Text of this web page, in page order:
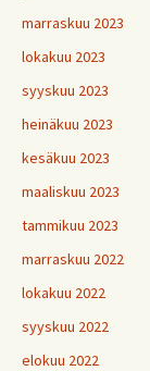
marraskuu 2023
lokakuu 2023
syyskuu 2023
heinäkuu 2023
kesäkuu 2023
maaliskuu 2023
tammikuu 2023
marraskuu 2022
lokakuu 2022
syyskuu 2022
elokuu 2022